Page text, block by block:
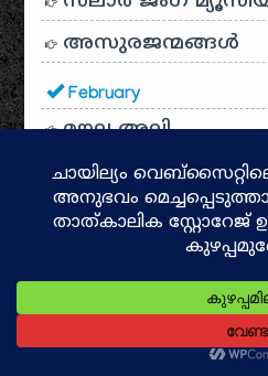
അസുരജന്മങ്ങൾ
February
മൗല അലി
January
GOLCONDA FORT
ഗൊൽക്കൊണ്ട
ആന്ധ്ര ഭക്ഷണം
ഡാറ്റ സയൻസും